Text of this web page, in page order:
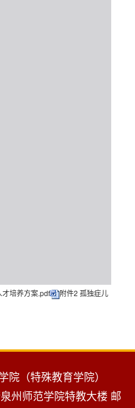
培养方案.pdf
附件2 孤独症儿
（特殊教育学院）
州师范学院特教大楼 邮